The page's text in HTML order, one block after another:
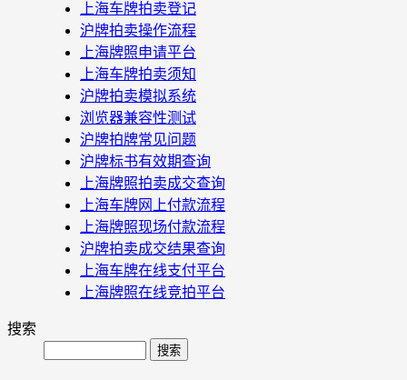
上海车牌拍卖登记
沪牌拍卖操作流程
上海牌照申请平台
上海车牌拍卖须知
沪牌拍卖模拟系统
浏览器兼容性测试
沪牌拍牌常见问题
沪牌标书有效期查询
上海牌照拍卖成交查询
上海车牌网上付款流程
上海牌照现场付款流程
沪牌拍卖成交结果查询
上海车牌在线支付平台
上海牌照在线竞拍平台
搜索